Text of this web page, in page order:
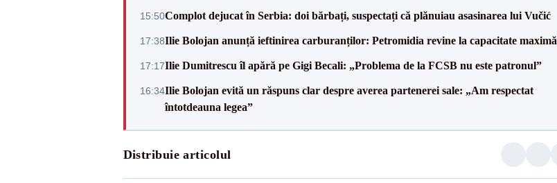
15:50Complot dejucat în Serbia: doi bărbați, suspectați că plănuiau asasinarea lui Vučić
17:38Ilie Bolojan anunță ieftinirea carburanților: Petromidia revine la capacitate maximă
17:17Ilie Dumitrescu îl apără pe Gigi Becali: „Problema de la FCSB nu este patronul”
16:34Ilie Bolojan evită un răspuns clar despre averea partenerei sale: „Am respectat
întotdeauna legea”
Distribuie articolul